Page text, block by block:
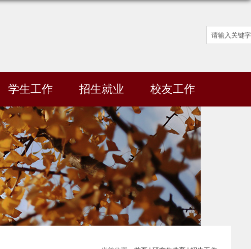
学生工作 招生就业 校友工作